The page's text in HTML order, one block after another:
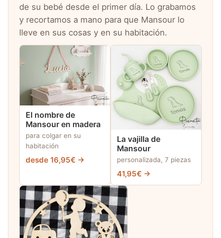
de su bebé desde el primer día. Lo grabamos
y recortamos a mano para que Mansour lo
lleve en sus cosas y en su habitación.
El nombre de
Mansour en madera
para colgar en su
habitación
desde 16,95€ →
La vajilla de
Mansour
personalizada, 7 piezas
41,95€ →